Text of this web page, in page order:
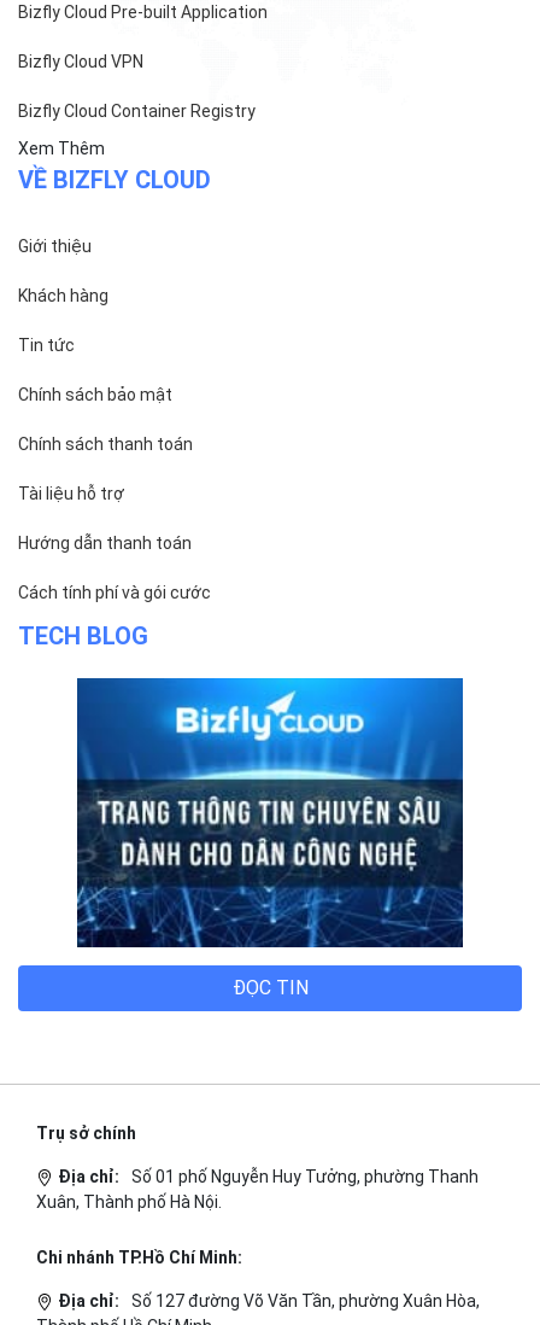
Bizfly Cloud Pre-built Application
Bizfly Cloud VPN
Bizfly Cloud Container Registry
Xem Thêm
VỀ BIZFLY CLOUD
Giới thiệu
Khách hàng
Tin tức
Chính sách bảo mật
Chính sách thanh toán
Tài liệu hỗ trợ
Hướng dẫn thanh toán
Cách tính phí và gói cước
TECH BLOG
ĐỌC TIN
Trụ sở chính
Địa chỉ:
Số 01 phố Nguyễn Huy Tưởng, phường Thanh
Xuân, Thành phố Hà Nội.
Chi nhánh TP.Hồ Chí Minh:
Địa chỉ:
Số 127 đường Võ Văn Tần, phường Xuân Hòa,